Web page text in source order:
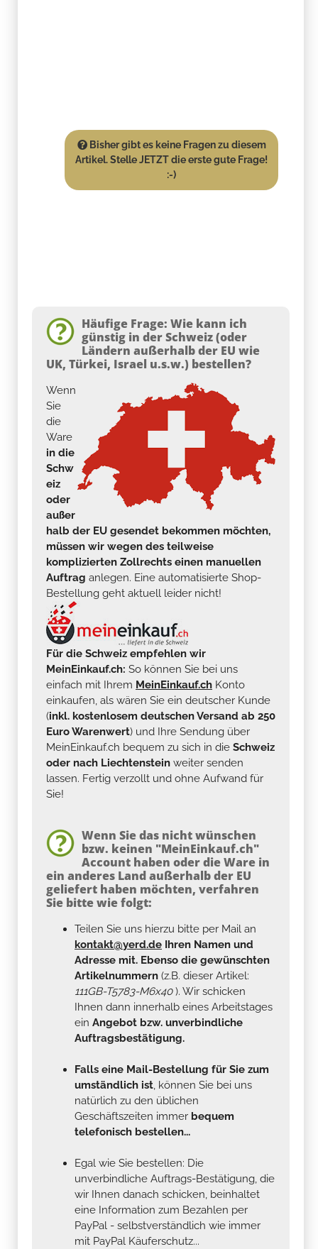
Bisher gibt es keine Fragen zu diesem
Artikel. Stelle JETZT die erste gute Frage!
:-)
Häufige Frage: Wie kann ich
günstig in der Schweiz (oder
Ländern außerhalb der EU wie
UK, Türkei, Israel u.s.w.) bestellen?
Wenn
Sie
die
Ware
in die
Schw
eiz
oder
außer
halb der EU gesendet bekommen möchten,
müssen wir wegen des teilweise
komplizierten Zollrechts einen manuellen
Auftrag anlegen. Eine automatisierte Shop-
Bestellung geht aktuell leider nicht!
Für die Schweiz empfehlen wir
MeinEinkauf.ch: So können Sie bei uns
einfach mit Ihrem MeinEinkauf.ch Konto
einkaufen, als wären Sie ein deutscher Kunde
(inkl. kostenlosem deutschen Versand ab 250
Euro Warenwert) und Ihre Sendung über
MeinEinkauf.ch bequem zu sich in die Schweiz
oder nach Liechtenstein weiter senden
lassen. Fertig verzollt und ohne Aufwand für
Sie!
Wenn Sie das nicht wünschen
bzw. keinen "MeinEinkauf.ch"
Account haben oder die Ware in
ein anderes Land außerhalb der EU
geliefert haben möchten, verfahren
Sie bitte wie folgt:
Teilen Sie uns hierzu bitte per Mail an
kontakt@yerd.de Ihren Namen und
Adresse mit. Ebenso die gewünschten
Artikelnummern (z.B. dieser Artikel:
111GB-T5783-M6x40). Wir schicken
Ihnen dann innerhalb eines Arbeitstages
ein Angebot bzw. unverbindliche
Auftragsbestätigung.
Falls eine Mail-Bestellung für Sie zum
umständlich ist, können Sie bei uns
natürlich zu den üblichen
Geschäftszeiten immer bequem
telefonisch bestellen...
Egal wie Sie bestellen: Die
unverbindliche Auftrags-Bestätigung, die
wir Ihnen danach schicken, beinhaltet
eine Information zum Bezahlen per
PayPal - selbstverständlich wie immer
mit PayPal Käuferschutz...